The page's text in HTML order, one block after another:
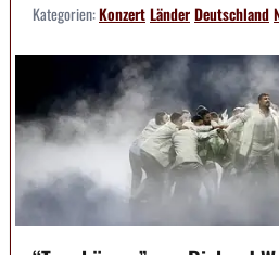
Kategorien:KonzertLänderDeutschland